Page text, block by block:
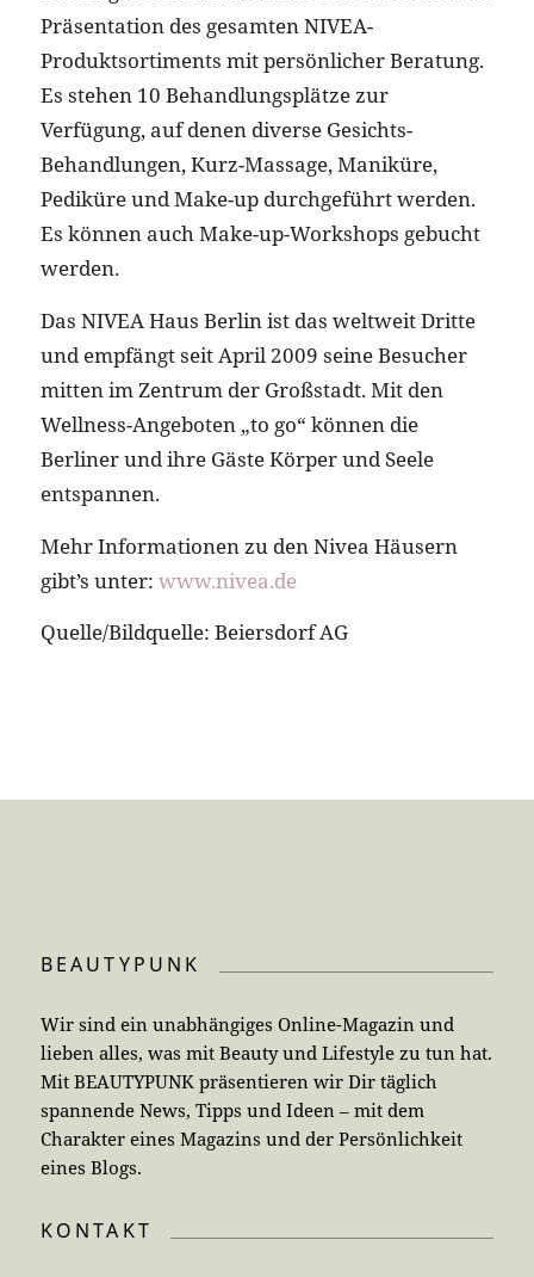
Präsentation des gesamten NIVEA-
Produktsortiments mit persönlicher Beratung.
Es stehen 10 Behandlungsplätze zur
Verfügung, auf denen diverse Gesichts-
Behandlungen, Kurz-Massage, Maniküre,
Pediküre und Make-up durchgeführt werden.
Es können auch Make-up-Workshops gebucht
werden.
Das NIVEA Haus Berlin ist das weltweit Dritte
und empfängt seit April 2009 seine Besucher
mitten im Zentrum der Großstadt. Mit den
Wellness-Angeboten „to go“ können die
Berliner und ihre Gäste Körper und Seele
entspannen.
Mehr Informationen zu den Nivea Häusern
gibt’s unter: www.nivea.de
Quelle/Bildquelle: Beiersdorf AG
BEAUTYPUNK
Wir sind ein unabhängiges Online-Magazin und
lieben alles, was mit Beauty und Lifestyle zu tun hat.
Mit BEAUTYPUNK präsentieren wir Dir täglich
spannende News, Tipps und Ideen – mit dem
Charakter eines Magazins und der Persönlichkeit
eines Blogs.
KONTAKT